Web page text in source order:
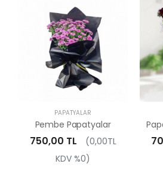
PAPATYALAR
Pembe Papatyalar
750,00 TL
(0,00TL
KDV %0)